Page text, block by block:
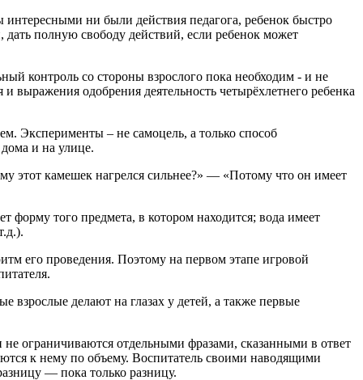
ни были действия педагога, ребенок быстро
полную свободу действий, если ребенок может
контроль со стороны взрослого пока необходим - и не
выражения одобрения деятельность четырёхлетнего ребенка
Эксперименты – не самоцель, а только способ
и на улице.
этот камешек нагрелся сильнее?» — «Потому что он имеет
того предмета, в котором находится; вода имеет
его проведения. Поэтому на первом этапе игровой
делают на глазах у детей, а также первые
ограничиваются отдельными фразами, сказанными в ответ
к нему по объему. Воспитатель своими наводящими
— пока только разницу.